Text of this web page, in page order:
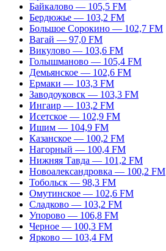
Байкалово — 105,5 FM
Бердюжье — 103,2 FM
Большое Сорокино — 102,7 FM
Вагай — 97,0 FM
Викулово — 103,6 FM
Голышманово — 105,4 FM
Демьянское — 102,6 FM
Ермаки — 103,3 FM
Заводоуковск — 103,3 FM
Ингаир — 103,2 FM
Исетское — 102,9 FM
Ишим — 104,9 FM
Казанское — 100,2 FM
Нагорный — 100,4 FM
Нижняя Тавда — 101,2 FM
Новоалександровка — 100,2 FM
Тобольск — 98,3 FM
Омутинское — 102,6 FM
Сладково — 103,2 FM
Упорово — 106,8 FM
Черное — 100,3 FM
Ярково — 103,4 FM